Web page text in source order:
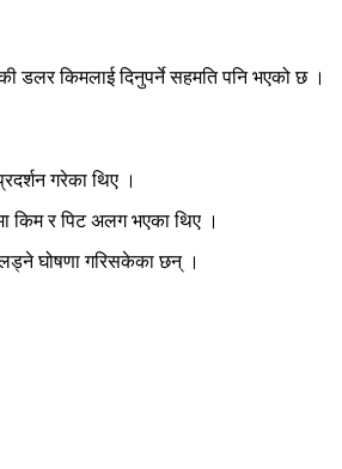
डलर किमलाई दिनुपर्ने सहमति पनि भएको छ ।
गरेका थिए ।
किम र पिट अलग भएका थिए ।
लड्ने घोषणा गरिसकेका छन् ।